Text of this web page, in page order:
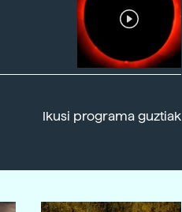
Ikusi programa guztiak